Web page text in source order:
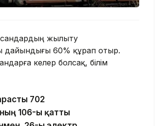
жылыту
дайындығы 60% құрап отыр.
келер болсақ, білім
702
106-ы қатты